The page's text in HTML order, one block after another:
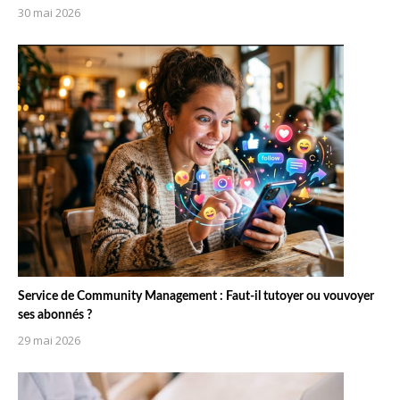
30 mai 2026
Service de Community Management : Faut-il tutoyer ou vouvoyer
ses abonnés ?
29 mai 2026